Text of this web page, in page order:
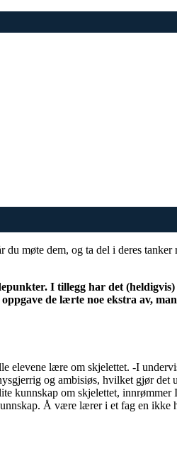
møte dem, og ta del i deres tanker
I tillegg har det
de lærte noe ekstra av,
elevene lære om skjelettet. -I
og ambisiøs, hvilket gjør det
kunnskap om skjelettet, innrømmer
Å være lærer i et fag en ikke